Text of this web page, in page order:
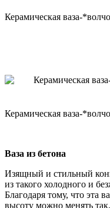
Керамическая ваза-
Керамическая ваза-
Ваза из бетона
Изящный и стильный
из такого холодного и
Благодаря тому, что эта
высоту можно менять